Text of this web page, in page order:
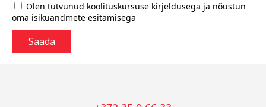
Olen tutvunud koolituskursuse kirjeldusega ja nõustun
oma isikuandmete esitamisega
Saada